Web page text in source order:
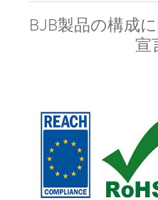
BJB製品の構成
宣